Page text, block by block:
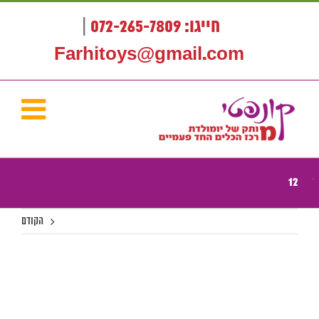
דלג
חייגו: 072-265-7809
Farhitoys@gmail.com
12
הקודם